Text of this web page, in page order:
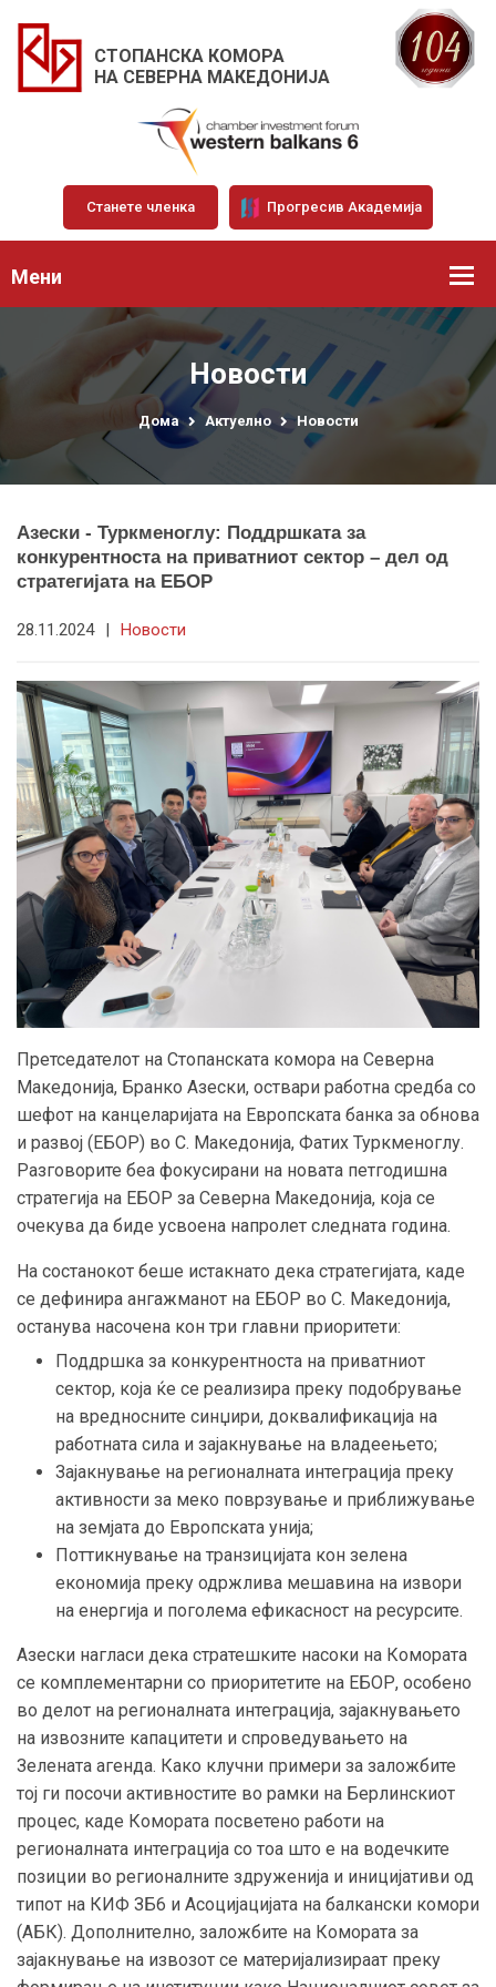
СТОПАНСКА КОМОРА
НА СЕВЕРНА МАКЕДОНИЈА
Станете членка Прогресив Академија
Мени
Новости
Дома Актуелно Новости
Азески - Туркменоглу: Поддршката за
конкурентноста на приватниот сектор – дел од
стратегијата на ЕБОР
28.11.2024 | Новости
Претседателот на Стопанската комора на Северна
Македонија, Бранко Азески, оствари работна средба со
шефот на канцеларијата на Европската банка за обнова
и развој (ЕБОР) во С. Македонија, Фатих Туркменоглу.
Разговорите беа фокусирани на новата петгодишна
стратегија на ЕБОР за Северна Македонија, која се
очекува да биде усвоена напролет следната година.
На состанокот беше истакнато дека стратегијата, каде
се дефинира ангажманот на ЕБОР во С. Македонија,
останува насочена кон три главни приоритети:
Поддршка за конкурентноста на приватниот
сектор, која ќе се реализира преку подобрување
на вредносните синџири, доквалификација на
работната сила и зајакнување на владеењето;
Зајакнување на регионалната интеграција преку
активности за меко поврзување и приближување
на земјата до Европската унија;
Поттикнување на транзицијата кон зелена
економија преку одржлива мешавина на извори
на енергија и поголема ефикасност на ресурсите.
Азески нагласи дека стратешките насоки на Комората
се комплементарни со приоритетите на ЕБОР, особено
во делот на регионалната интеграција, зајакнувањето
на извозните капацитети и спроведувањето на
Зелената агенда. Како клучни примери за заложбите
тој ги посочи активностите во рамки на Берлинскиот
процес, каде Комората посветено работи на
регионалната интеграција со тоа што е на водечките
позиции во регионалните здруженија и иницијативи од
типот на КИФ ЗБ6 и Асоцијацијата на балкански комори
(АБК). Дополнително, заложбите на Комората за
зајакнување на извозот се материјализираат преку